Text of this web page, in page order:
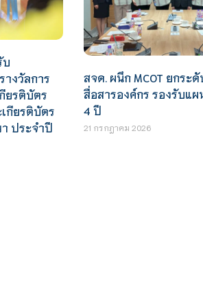
บ
างวัลการ
ยรติบัตร
กียรติบัตร
ประจำปี
สจด. ผนึก MCOT ยกระ
สื่อสารองค์กร รองรับแ
4 ปี
21 กรกฎาคม 2026